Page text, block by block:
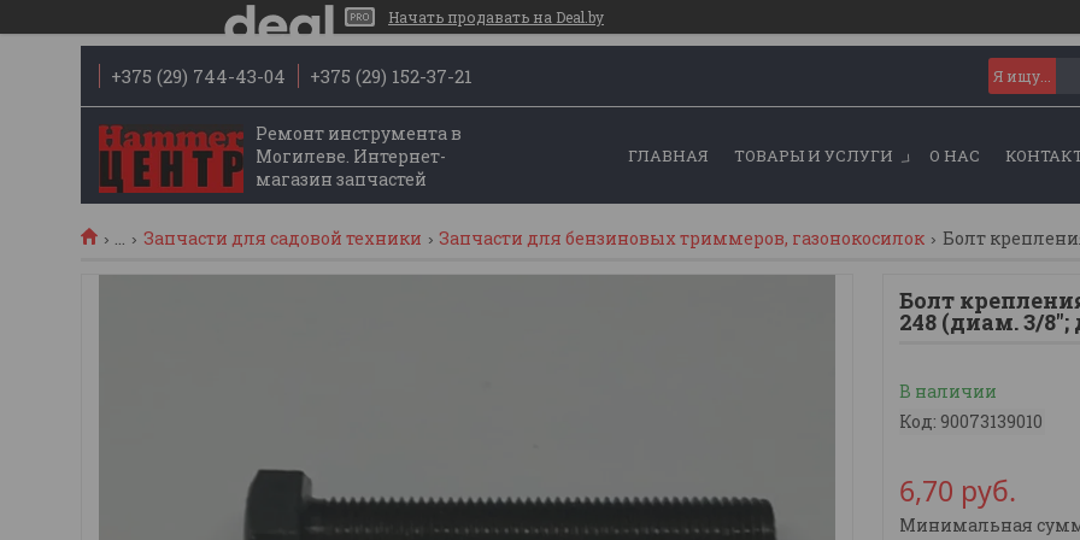
Начать продавать на Deal.by
+375 (29) 744-43-04 +375 (29) 152-37-21
Ремонт инструмента в
Могилеве. Интернет-
магазин запчастей
ГЛАВНАЯ ТОВАРЫ И УСЛУГИ О НАС
... Запчасти для садовой техники Запчасти для бензиновых триммеров, газонокосилок
Болт
248 (диам. 3/8";
В наличии
Код: 90073139010
6,70 руб.
Минимальная